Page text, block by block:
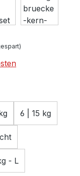
6 | 15 kg
- L